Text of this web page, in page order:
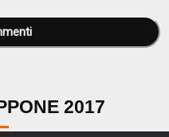
2017